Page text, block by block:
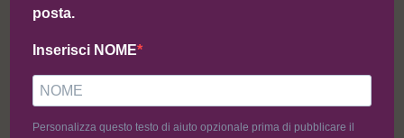
posta.
Inserisci NOME
Personalizza questo testo di aiuto opzionale prima di pubblicare il